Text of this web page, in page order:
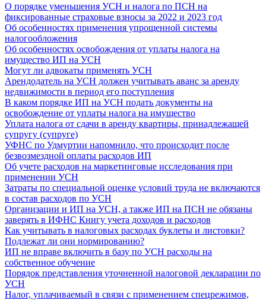
О порядке уменьшения УСН и налога по ПСН на
фиксированные страховые взносы за 2022 и 2023 год
Об особенностях применения упрощенной системы
налогообложения
Об особенностях освобождения от уплаты налога на
имущество ИП на УСН
Могут ли адвокаты применять УСН
Арендодатель на УСН должен учитывать аванс за аренду
недвижимости в период его поступления
В каком порядке ИП на УСН подать документы на
освобождение от уплаты налога на имущество
Уплата налога от сдачи в аренду квартиры, принадлежащей
супругу (супруге)
УФНС по Удмуртии напомнило, что происходит после
безвозмездной оплаты расходов ИП
Об учете расходов на маркетинговые исследования при
применении УСН
Затраты по специальной оценке условий труда не включаются
в состав расходов по УСН
Организации и ИП на УСН, а также ИП на ПСН не обязаны
заверять в ИФНС Книгу учета доходов и расходов
Как учитывать в налоговых расходах буклеты и листовки?
Подлежат ли они нормированию?
ИП не вправе включить в базу по УСН расходы на
собственное обучение
Порядок представления уточненной налоговой декларации по
УСН
Налог, уплачиваемый в связи с применением спецрежимов,